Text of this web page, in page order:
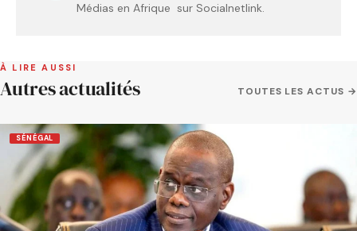
Médias en Afrique sur Socialnetlink.
À LIRE AUSSI
Autres actualités TOUTES LES ACTUS →
SÉNÉGAL